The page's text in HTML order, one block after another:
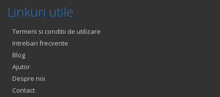
Linkuri utile
Termeni si conditii de utilizare
Intrebari frecvente
Blog
Ajutor
Despre noi
Contact